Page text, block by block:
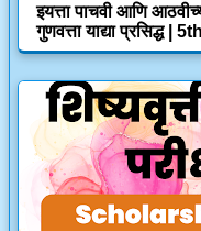
इयत्ता पाचवी आणि
गुणवत्ता याद्या